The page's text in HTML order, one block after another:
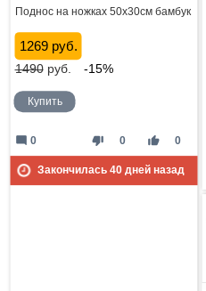
Поднос на ножках 50х30см бамбук
1269 руб.
1490руб. -15%
Купить
thumb_down 0 thumb_up 0
mode_comment 0
Закончилась 40дней назад